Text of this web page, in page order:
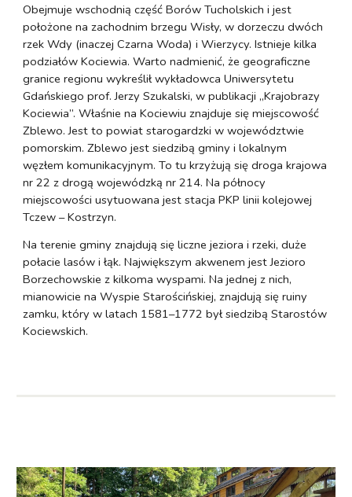
Obejmuje wschodnią część Borów Tucholskich i jest
położone na zachodnim brzegu Wisły, w dorzeczu dwóch
rzek Wdy (inaczej Czarna Woda) i Wierzycy. Istnieje kilka
podziałów Kociewia. Warto nadmienić, że geograficzne
granice regionu wykreślił wykładowca Uniwersytetu
Gdańskiego prof. Jerzy Szukalski, w publikacji „Krajobrazy
Kociewia”. Właśnie na Kociewiu znajduje się miejscowość
Zblewo. Jest to powiat starogardzki w województwie
pomorskim. Zblewo jest siedzibą gminy i lokalnym
węzłem komunikacyjnym. To tu krzyżują się droga krajowa
nr 22 z drogą wojewódzką nr 214. Na północy
miejscowości usytuowana jest stacja PKP linii kolejowej
Tczew – Kostrzyn.
Na terenie gminy znajdują się liczne jeziora i rzeki, duże
połacie lasów i łąk. Największym akwenem jest Jezioro
Borzechowskie z kilkoma wyspami. Na jednej z nich,
mianowicie na Wyspie Starościńskiej, znajdują się ruiny
zamku, który w latach 1581–1772 był siedzibą Starostów
Kociewskich.